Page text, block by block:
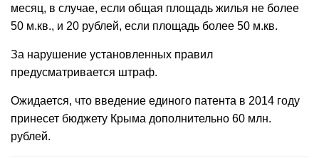
месяц, в случае, если общая площадь жилья не более
50 м.кв., и 20 рублей, если площадь более 50 м.кв.
За нарушение установленных правил
предусматривается штраф.
Ожидается, что введение единого патента в 2014 году
принесет бюджету Крыма дополнительно 60 млн.
рублей.